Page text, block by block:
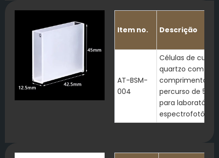
Item no. Descrição
AT-BSM-
004
Células de
quartzo com
comprimento de
percurso de 50
para laboratório